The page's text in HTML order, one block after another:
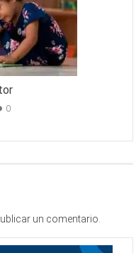
0
un comentario.